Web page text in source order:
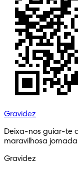
Gravidez
Deixa-nos guiar-te
maravilhosa
Gravidez